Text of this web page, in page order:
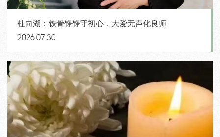
杜向湖：铁骨铮铮守初心，大爱无声化良师
2026.07.30